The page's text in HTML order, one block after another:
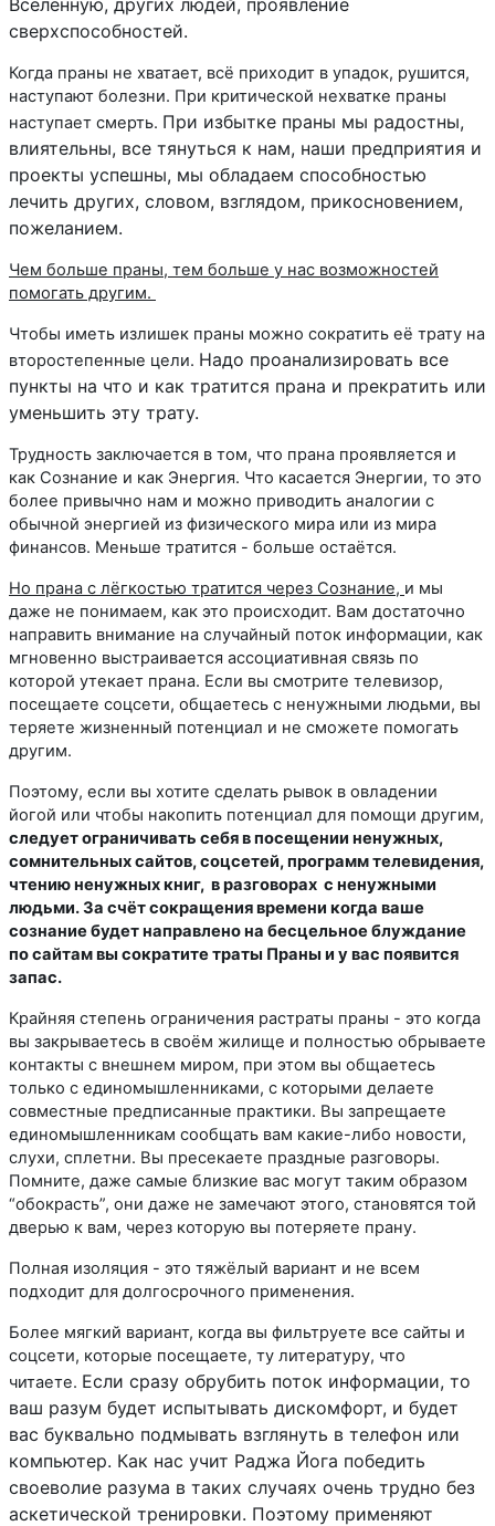
сверхспособностей.
Когда праны не хватает, всё приходит в упадок, рушится,
наступают болезни. При критической нехватке праны
наступает смерть. При избытке праны мы радостны,
влиятельны, все тянуться к нам, наши предприятия и
проекты успешны, мы обладаем способностью
лечить других, словом, взглядом, прикосновением,
пожеланием.
Чем больше праны, тем больше у нас возможностей
помогать другим.
Чтобы иметь излишек праны можно сократить её трату на
второстепенные цели. Надо проанализировать все
пункты на что и как тратится прана и прекратить или
уменьшить эту трату.
Трудность заключается в том, что прана проявляется и
как Сознание и как Энергия. Что касается Энергии, то это
более привычно нам и можно приводить аналогии с
обычной энергией из физического мира или из мира
финансов. Меньше тратится - больше остаётся.
Но прана с лёгкостью тратится через Сознание, и мы
даже не понимаем, как это происходит. Вам достаточно
направить внимание на случайный поток информации, как
мгновенно выстраивается ассоциативная связь по
которой утекает прана. Если вы смотрите телевизор,
посещаете соцсети, общаетесь с ненужными людьми, вы
теряете жизненный потенциал и не сможете помогать
другим.
Поэтому, если вы хотите сделать рывок в овладении
йогой или чтобы накопить потенциал для помощи другим,
следует ограничивать себяв посещении ненужных,
сомнительных сайтов, соцсетей, программ телевидения,
чтению ненужных книг, в разговорах с ненужными
людьми. За счёт сокращения времени когда ваше
сознание будет направлено на бесцельное блуждание
по сайтам вы сократите траты Праны и у вас появится
запас.
Крайняя степень ограничения растраты праны - это когда
вы закрываетесь в своём жилище и полностью обрываете
контакты с внешнем миром, при этом вы общаетесь
только с единомышленниками, с которыми делаете
совместные предписанные практики. Вы запрещаете
единомышленникам сообщать вам какие-либо новости,
слухи, сплетни. Вы пресекаете праздные разговоры.
Помните, даже самые близкие вас могут таким образом
“обокрасть”, они даже не замечают этого, становятся той
дверью к вам, через которую вы потеряете прану.
Полная изоляция - это тяжёлый вариант и не всем
подходит для долгосрочного применения.
Более мягкий вариант, когда вы фильтруете все сайты и
соцсети, которые посещаете, ту литературу, что
читаете. Если сразу обрубить поток информации, то
ваш разум будет испытывать дискомфорт, и будет
вас буквально подмывать взглянуть в телефон или
компьютер. Как нас учит Раджа Йога победить
своеволие разума в таких случаях очень трудно без
аскетической тренировки. Поэтому применяют